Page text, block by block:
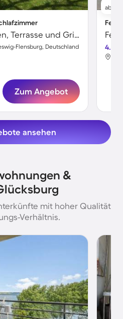
Ferienhaus mit Garten, Terrasse und Grill | Meerblick
Flensburg, Deutschland
Zum Angebot
ab
4.6
ansehen
&
mit hoher Qualität
Verhältnis.